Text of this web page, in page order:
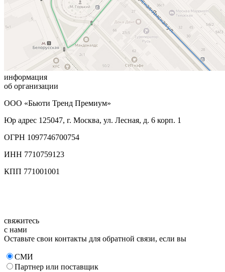
информация
об организации
ООО «Бьюти Тренд Премиум»
Юр адрес 125047, г. Москва, ул. Лесная, д. 6 корп. 1
ОГРН 1097746700754
ИНН 7710759123
КПП 771001001
свяжитесь
с нами
Оставьте свои контакты для обратной связи, если вы
СМИ
Партнер или поставщик